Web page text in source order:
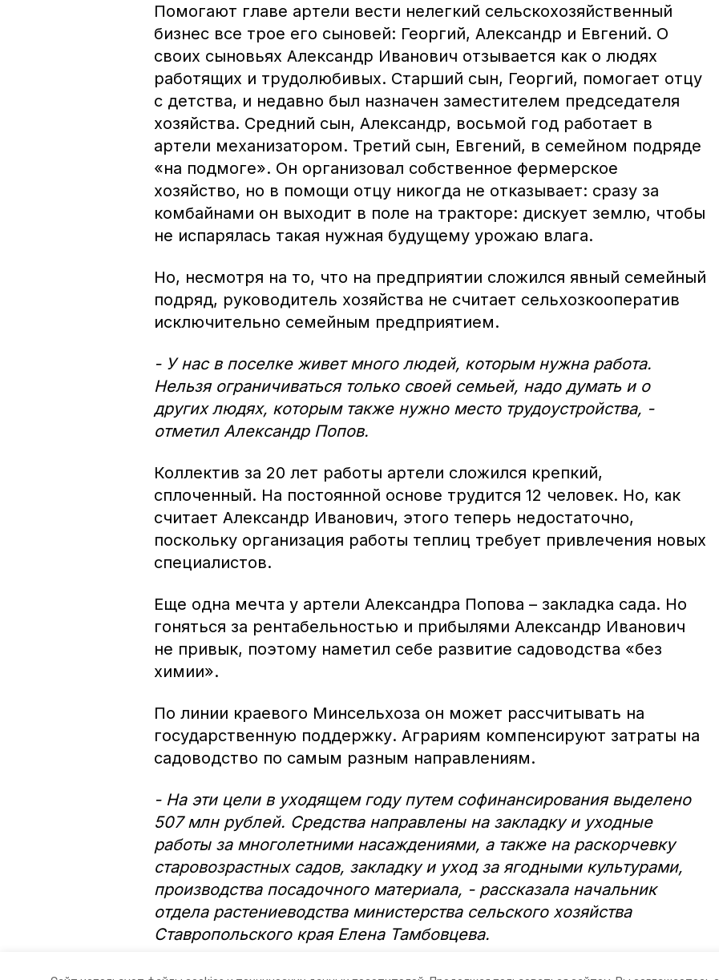
Помогают главе артели вести нелегкий сельскохозяйственный
бизнес все трое его сыновей: Георгий, Александр и Евгений. О
своих сыновьях Александр Иванович отзывается как о людях
работящих и трудолюбивых. Старший сын, Георгий, помогает отцу
с детства, и недавно был назначен заместителем председателя
хозяйства. Средний сын, Александр, восьмой год работает в
артели механизатором. Третий сын, Евгений, в семейном подряде
«на подмоге». Он организовал собственное фермерское
хозяйство, но в помощи отцу никогда не отказывает: сразу за
комбайнами он выходит в поле на тракторе: дискует землю, чтобы
не испарялась такая нужная будущему урожаю влага.
Но, несмотря на то, что на предприятии сложился явный семейный
подряд, руководитель хозяйства не считает сельхозкооператив
исключительно семейным предприятием.
- У нас в поселке живет много людей, которым нужна работа.
Нельзя ограничиваться только своей семьей, надо думать и о
других людях, которым также нужно место трудоустройства, -
отметил Александр Попов.
Коллектив за 20 лет работы артели сложился крепкий,
сплоченный. На постоянной основе трудится 12 человек. Но, как
считает Александр Иванович, этого теперь недостаточно,
поскольку организация работы теплиц требует привлечения новых
специалистов.
Еще одна мечта у артели Александра Попова – закладка сада. Но
гоняться за рентабельностью и прибылями Александр Иванович
не привык, поэтому наметил себе развитие садоводства «без
химии».
По линии краевого Минсельхоза он может рассчитывать на
государственную поддержку. Аграриям компенсируют затраты на
садоводство по самым разным направлениям.
- На эти цели в уходящем году путем софинансирования выделено
507 млн рублей. Средства направлены на закладку и уходные
работы за многолетними насаждениями, а также на раскорчевку
старовозрастных садов, закладку и уход за ягодными культурами,
производства посадочного материала, - рассказала начальник
отдела растениеводства министерства сельского хозяйства
Ставропольского края Елена Тамбовцева.